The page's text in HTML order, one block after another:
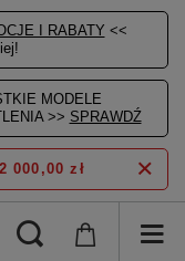
I RABATY <<
MODELE
>> SPRAWDŹ
000,00 zł